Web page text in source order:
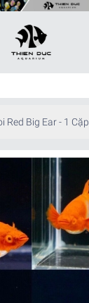
Red Big Ear - 1 Cặp